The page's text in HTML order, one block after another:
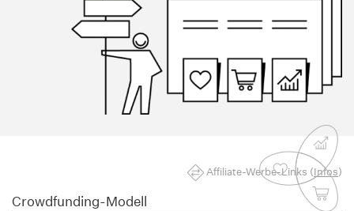
Affiliate-Werbe-Links (Infos)
Crowdfunding-Modell